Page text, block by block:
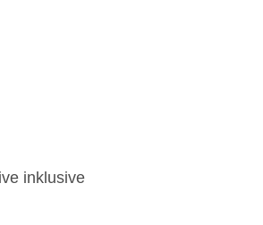
inklusive